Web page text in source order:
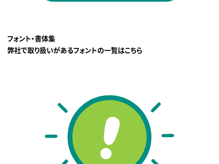
フォント・書体集
弊社で取り扱いがあるフォントの一覧はこちら